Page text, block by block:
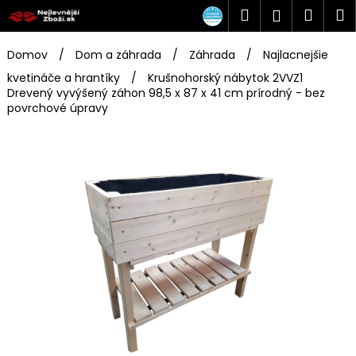
na
obsah
Hľadať
košík
Domov / Dom a záhrada / Záhrada /
Najlacnejšie
kvetináče a hrantíky
/
Krušnohorský nábytok 2VVZ1
Drevený vyvýšený záhon 98,5 x 87 x 41 cm prírodný - bez
povrchové úpravy
K
o
š
k Č
o